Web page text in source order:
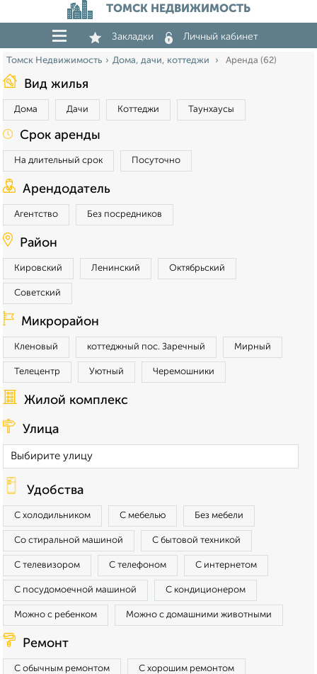
ТОМСК НЕДВИЖИМОСТЬ
Закладки Личный кабинет
Томск Недвижимость Дома, дачи, коттеджи Аренда (62)
Вид жилья
Дома Дачи Коттеджи Таунхаусы
Срок аренды
На длительный срок Посуточно
Арендодатель
Агентство Без посредников
Район
Кировский Ленинский Октябрьский
Советский
Микрорайон
Кленовый коттеджный пос. Заречный Мирный
Телецентр Уютный Черемошники
Жилой комплекс
Улица
Удобства
С холодильником С мебелью Без мебели
Со стиральной машиной С бытовой техникой
С телевизором С телефоном С интернетом
С посудомоечной машиной С кондиционером
Можно с ребенком Можно с домашними животными
Ремонт
С обычным ремонтом С хорошим ремонтом